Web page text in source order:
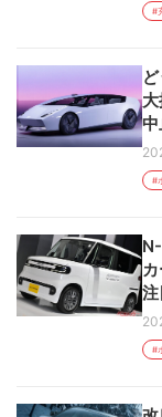
#
中
#
#